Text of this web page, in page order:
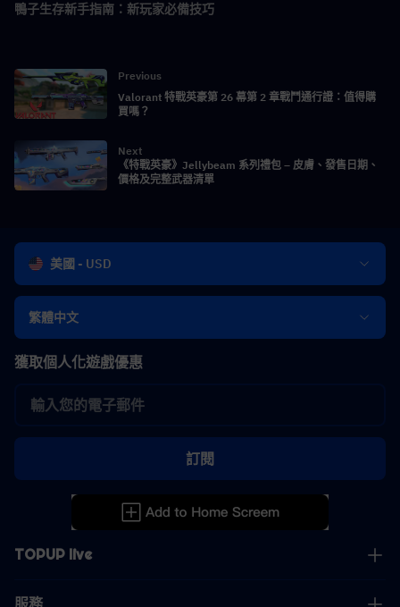
鴨子生存新手指南：新玩家必備技巧
Previous
Valorant 特戰英豪第 26 幕第 2 章戰鬥通行證：值得購
買嗎？
Next
《特戰英豪》Jellybeam 系列禮包 – 皮膚、發售日期、
價格及完整武器清單
美國 - USD
繁體中文
TOPUP live
獲取個人化遊戲優惠
訂閱